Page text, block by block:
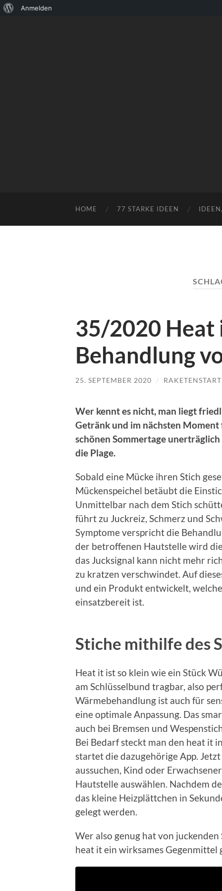
Über
Anmelden
HOME 77 STARKE IDEEN
35/2020 Heat
Behandlung
25. SEPTEMBER 2020 / RAKETENSTART
Wer kennt es nicht, man liegt
Getränk und im nächsten Moment
schönen Sommertage
die Plage.
Sobald eine Mücke ihren Stich
Mückenspeichel betäubt die
Unmittelbar nach dem Stich
führt zu Juckreiz, Schmerz und
Symptome verspricht die
der betroffenen Hautstelle wird
das Jucksignal kann nicht mehr
zu kratzen verschwindet. Auf
und ein Produkt entwickelt,
einsatzbereit ist.
Stiche mithilfe des
Heat it ist so klein wie ein Stück
am Schlüsselbund tragbar, also
Wärmebehandlung ist auch für
eine optimale Anpassung. Das
auch bei Bremsen und
Bei Bedarf steckt man den heat it
startet die dazugehörige App.
aussuchen, Kind oder
Hautstelle auswählen. Nachdem
das kleine Heizplättchen in
gelegt werden.
Wer also genug hat von
heat it ein wirksames Gegenmittel